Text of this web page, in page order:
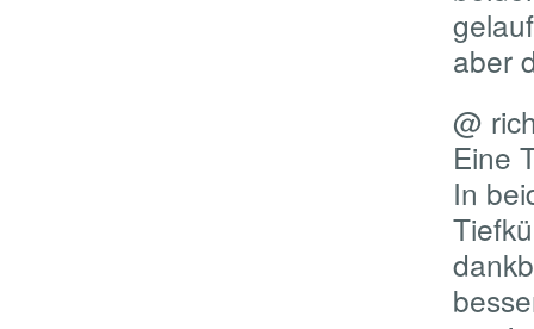
aber
@
Eine
In